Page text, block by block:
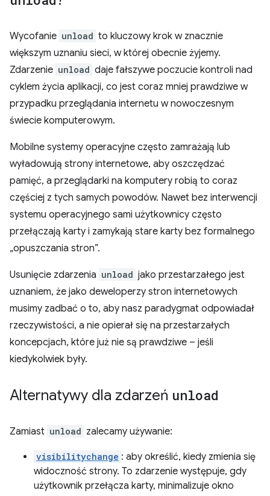
Wycofanie unload to kluczowy krok w znacznie
większym uznaniu sieci, w której obecnie żyjemy.
Zdarzenie unload daje fałszywe poczucie kontroli nad
cyklem życia aplikacji, co jest coraz mniej prawdziwe w
przypadku przeglądania internetu w nowoczesnym
świecie komputerowym.
Mobilne systemy operacyjne często zamrażają lub
wyładowują strony internetowe, aby oszczędzać
pamięć, a przeglądarki na komputery robią to coraz
częściej z tych samych powodów. Nawet bez interwencji
systemu operacyjnego sami użytkownicy często
przełączają karty i zamykają stare karty bez formalnego
„opuszczania stron”.
Usunięcie zdarzenia unload jako przestarzałego jest
uznaniem, że jako deweloperzy stron internetowych
musimy zadbać o to, aby nasz paradygmat odpowiadał
rzeczywistości, a nie opierał się na przestarzałych
koncepcjach, które już nie są prawdziwe – jeśli
kiedykolwiek były.
Alternatywy dla zdarzeń unload
Zamiast unload zalecamy używanie:
visibilitychange : aby określić, kiedy zmienia się
widoczność strony. To zdarzenie występuje, gdy
użytkownik przełącza karty, minimalizuje okno